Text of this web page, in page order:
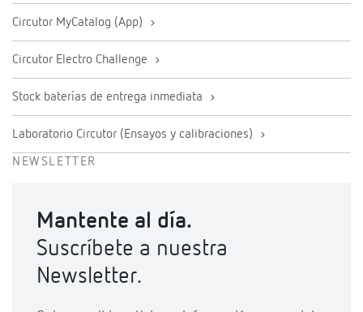
Circutor MyCatalog (App)
Circutor Electro Challenge
Stock baterías de entrega inmediata
Laboratorio Circutor (Ensayos y calibraciones)
NEWSLETTER
Mantente al día.
Suscríbete a nuestra
Newsletter.